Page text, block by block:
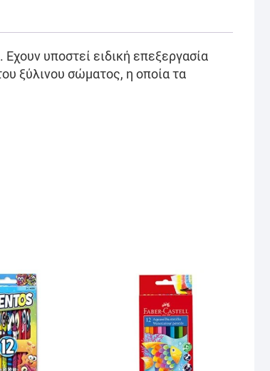
υποστεί ειδική επεξεργασία
ξύλινου σώματος, η οποία τα